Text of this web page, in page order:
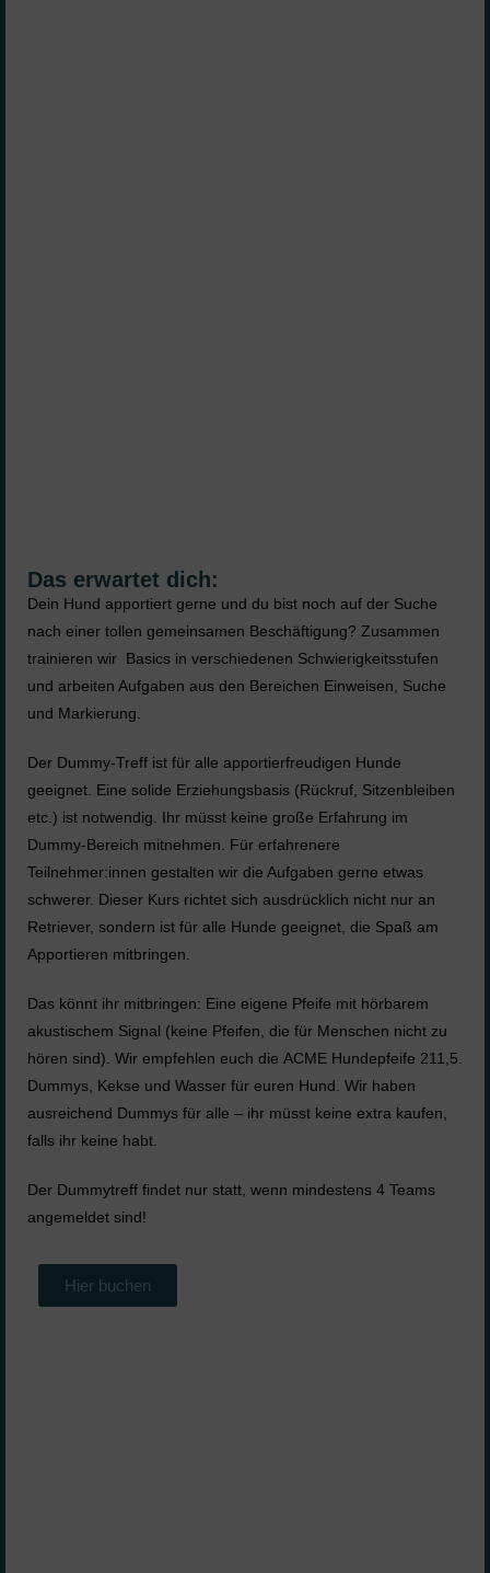
Das erwartet dich:
Dein Hund apportiert gerne und du bist noch auf der Suche
nach einer tollen gemeinsamen Beschäftigung? Zusammen
trainieren wir Basics in verschiedenen Schwierigkeitsstufen
und arbeiten Aufgaben aus den Bereichen Einweisen, Suche
und Markierung.
Der Dummy-Treff ist für alle apportierfreudigen Hunde
geeignet. Eine solide Erziehungsbasis (Rückruf, Sitzenbleiben
etc.) ist notwendig. Ihr müsst keine große Erfahrung im
Dummy-Bereich mitnehmen. Für erfahrenere
Teilnehmer:innen gestalten wir die Aufgaben gerne etwas
schwerer. Dieser Kurs richtet sich ausdrücklich nicht nur an
Retriever, sondern ist für alle Hunde geeignet, die Spaß am
Apportieren mitbringen.
Das könnt ihr mitbringen: Eine eigene Pfeife mit hörbarem
akustischem Signal (keine Pfeifen, die für Menschen nicht zu
hören sind). Wir empfehlen euch die ACME Hundepfeife 211,5.
Dummys, Kekse und Wasser für euren Hund. Wir haben
ausreichend Dummys für alle – ihr müsst keine extra kaufen,
falls ihr keine habt.
Der Dummytreff findet nur statt, wenn mindestens 4 Teams
angemeldet sind!
Hier buchen